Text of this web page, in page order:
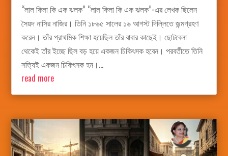
“লাল কিলা কি এক ঝলক” “লাল কিলা কি এক ঝলক”-এর লেখক ছিলেন
সৈয়দ নাসির নাজির। তিনি ১৮৬৫ সালের ১৬ আগস্ট দিল্লিতে জন্মগ্রহণ
করেন। তাঁর প্রাথমিক শিক্ষা হয়েছিল তাঁর বাবার কাছেই। ছোটবেলা
থেকেই তাঁর ইচ্ছে ছিল বড় হয়ে একজন চিকিৎসক হবেন। পরবর্তীতে তিনি
সত্যিই একজন চিকিৎসক হন।...
read more